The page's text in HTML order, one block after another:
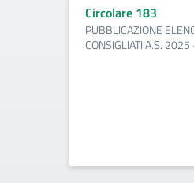
Circolare 183
PUBBLICAZIONE
CONSIGLIATI A.S.